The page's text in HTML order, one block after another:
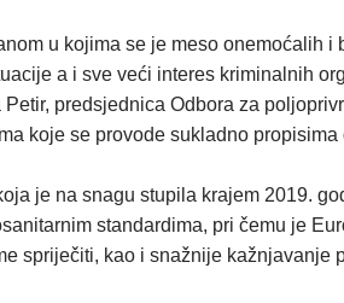
u kojima se je meso onemoćalih i
a i sve veći interes kriminalnih
predsjednica Odbora za
koje se provode sukladno
je na snagu stupila krajem 2019.
standardima, pri čemu je
spriječiti, kao i snažnije kažnjavanje